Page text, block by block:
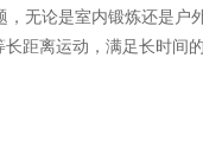
无论是室内锻炼还是
距离运动，满足长时间的